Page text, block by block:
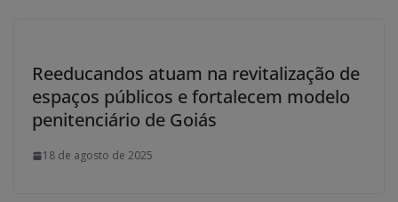
Reeducandos atuam na revitalização de
espaços públicos e fortalecem modelo
penitenciário de Goiás
18 de agosto de 2025